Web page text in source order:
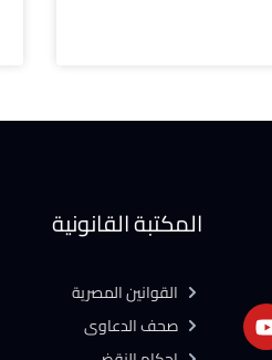
المكتبة القانونية
القوانين المصرية
صحف الدعاوى